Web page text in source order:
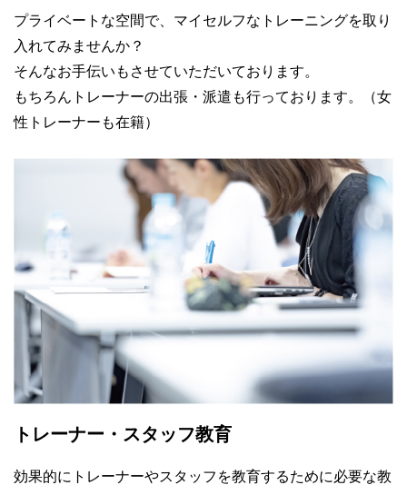
プライベートな空間で、マイセルフなトレーニングを取り
入れてみませんか？
そんなお手伝いもさせていただいております。
もちろんトレーナーの出張・派遣も行っております。（女
性トレーナーも在籍）
トレーナー・スタッフ教育
効果的にトレーナーやスタッフを教育するために必要な教